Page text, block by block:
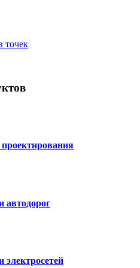
точек
автодорог
электросетей